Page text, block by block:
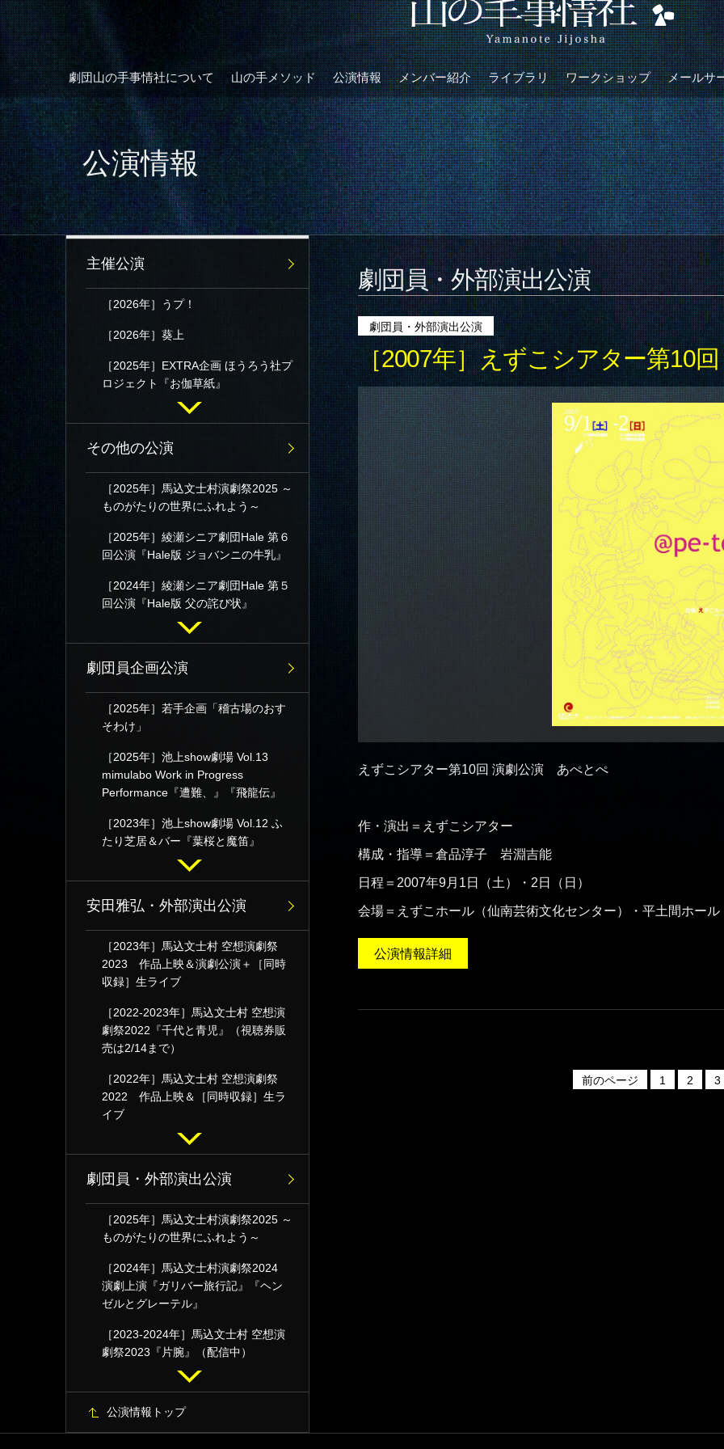
劇団山の手事情社について 山の手メソッド 公演情報 メンバー紹介 ライブラリ ワークショップ メールサ
公演情報
劇団員・外部演出公演
劇団員・外部演出公演
［2007年］えずこシアター第10
えずこシアター第10回 演劇公演 あぺとぺ
作・演出＝えずこシアター
構成・指導＝倉品淳子 岩淵吉能
日程＝2007年9月1日（土）・2日（日）
会場＝えずこホール（仙南芸術文化センター）・平土間ホール
公演情報詳細
前のページ 1 2 3
主催公演
［2026年］うプ！
［2026年］葵上
［2025年］EXTRA企画 ほうろう社プ
ロジェクト『お伽草紙』
その他の公演
［2025年］馬込文士村演劇祭2025 ～
ものがたりの世界にふれよう～
［2025年］綾瀬シニア劇団Hale 第６
回公演『Hale版 ジョバンニの牛乳』
［2024年］綾瀬シニア劇団Hale 第５
回公演『Hale版 父の詫び状』
劇団員企画公演
［2025年］若手企画「稽古場のおす
そわけ」
［2025年］池上show劇場 Vol.13
mimulabo Work in Progress
Performance『遭難、』『飛龍伝』
［2023年］池上show劇場 Vol.12 ふ
たり芝居＆バー『葉桜と魔笛』
安田雅弘・外部演出公演
［2023年］馬込文士村 空想演劇祭
2023 作品上映＆演劇公演＋［同時
収録］生ライブ
［2022-2023年］馬込文士村 空想演
劇祭2022『千代と青児』（視聴券販
売は2/14まで）
［2022年］馬込文士村 空想演劇祭
2022 作品上映＆［同時収録］生ラ
イブ
劇団員・外部演出公演
［2025年］馬込文士村演劇祭2025 ～
ものがたりの世界にふれよう～
［2024年］馬込文士村演劇祭2024
演劇上演『ガリバー旅行記』『ヘン
ゼルとグレーテル』
［2023-2024年］馬込文士村 空想演
劇祭2023『片腕』（配信中）
公演情報トップ